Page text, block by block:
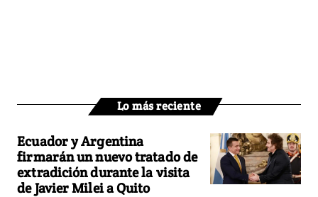
Lo más reciente
Ecuador y Argentina
firmarán un nuevo tratado de
extradición durante la visita
de Javier Milei a Quito